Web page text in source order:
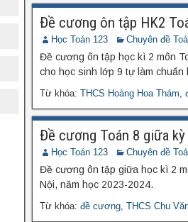
Đề cương ôn tập HK2
Học Toán 123 Chuyên đề
Đề cương ôn tập học kì 2 môn
cho học sinh lớp 9 tự làm chuẩn
Từ khóa: THCS Hoàng Hoa Thám,
Đề cương Toán 8 giữa
Học Toán 123 Chuyên đề
Đề cương ôn tập giữa học kì 2
Nội, năm học 2023-2024.
Từ khóa: đề cương, THCS Chu